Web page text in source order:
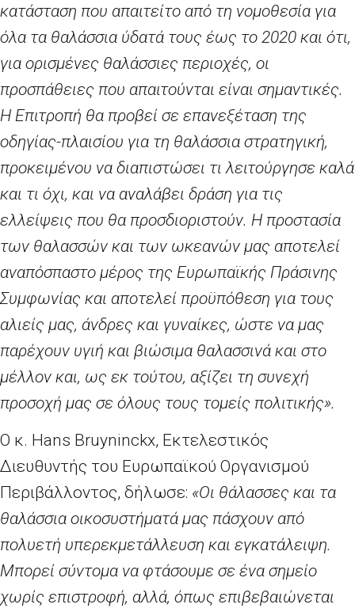
κατάσταση που απαιτείτο από τη νομοθεσία για
όλα τα θαλάσσια ύδατά τους έως το 2020 και ότι,
για ορισμένες θαλάσσιες περιοχές, οι
προσπάθειες που απαιτούνται είναι σημαντικές.
Η Επιτροπή θα προβεί σε επανεξέταση της
οδηγίας-πλαισίου για τη θαλάσσια στρατηγική,
προκειμένου να διαπιστώσει τι λειτούργησε καλά
και τι όχι, και να αναλάβει δράση για τις
ελλείψεις που θα προσδιοριστούν. Η προστασία
των θαλασσών και των ωκεανών μας αποτελεί
αναπόσπαστο μέρος της Ευρωπαϊκής Πράσινης
Συμφωνίας και αποτελεί προϋπόθεση για τους
αλιείς μας, άνδρες και γυναίκες, ώστε να μας
παρέχουν υγιή και βιώσιμα θαλασσινά και στο
μέλλον και, ως εκ τούτου, αξίζει τη συνεχή
προσοχή μας σε όλους τους τομείς πολιτικής».
Ο κ. Hans Bruyninckx, Εκτελεστικός
Διευθυντής του Ευρωπαϊκού Οργανισμού
Περιβάλλοντος, δήλωσε: «Οι θάλασσες και τα
θαλάσσια οικοσυστήματά μας πάσχουν από
πολυετή υπερεκμετάλλευση και εγκατάλειψη.
Μπορεί σύντομα να φτάσουμε σε ένα σημείο
χωρίς επιστροφή, αλλά, όπως επιβεβαιώνεται